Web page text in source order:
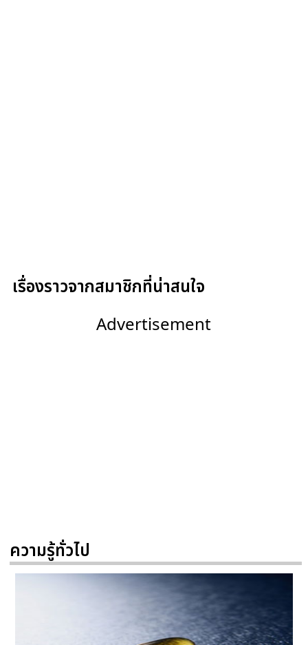
เรื่องราวจากสมาชิกที่น่าสนใจ
Advertisement
ความรู้ทั่วไป